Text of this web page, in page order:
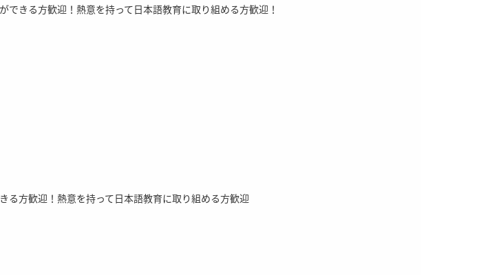
きる方歓迎！熱意を持って日本語教育に取り組める方歓迎！
る方歓迎！熱意を持って日本語教育に取り組める方歓迎